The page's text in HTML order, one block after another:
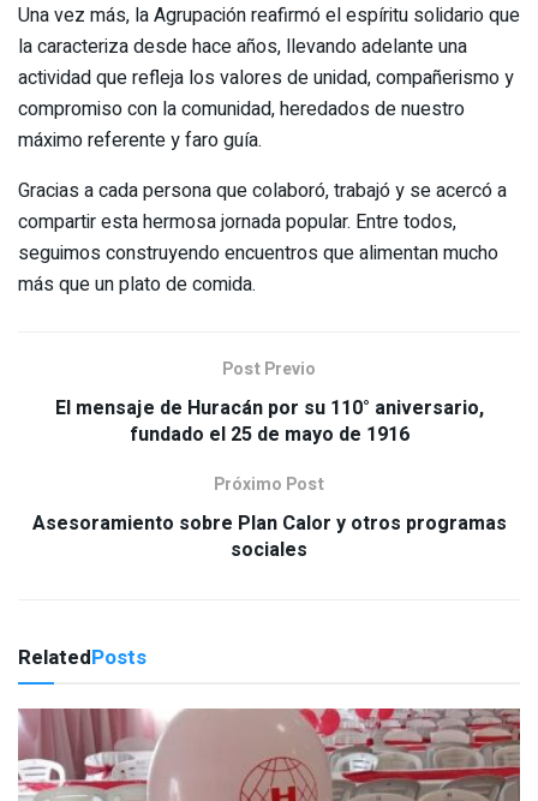
Una vez más, la Agrupación reafirmó el espíritu solidario que
la caracteriza desde hace años, llevando adelante una
actividad que refleja los valores de unidad, compañerismo y
compromiso con la comunidad, heredados de nuestro
máximo referente y faro guía.
Gracias a cada persona que colaboró, trabajó y se acercó a
compartir esta hermosa jornada popular. Entre todos,
seguimos construyendo encuentros que alimentan mucho
más que un plato de comida.
Post Previo
El mensaje de Huracán por su 110° aniversario,
fundado el 25 de mayo de 1916
Próximo Post
Asesoramiento sobre Plan Calor y otros programas
sociales
RelatedPosts